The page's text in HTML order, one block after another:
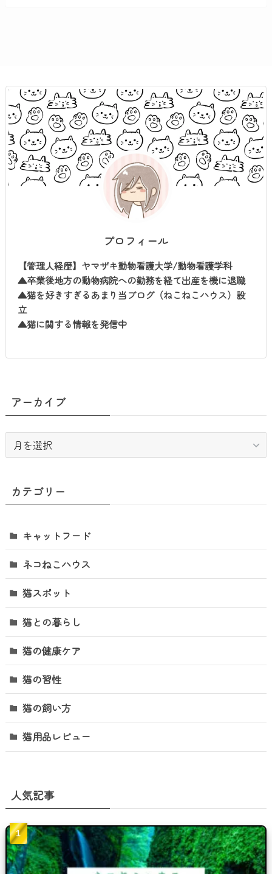
プロフィール
【管理人経歴】ヤマザキ動物看護大学/動物看護学科
▲卒業後地方の動物病院への勤務を経て出産を機に退職
▲猫を好きすぎるあまり当ブログ（ねこねこハウス）設
立
▲猫に関する情報を発信中
アーカイブ
ー
ブ
カテゴリー
キャットフード
ネコねこハウス
猫スポット
猫との暮らし
猫の健康ケア
猫の習性
猫の飼い方
猫用品レビュー
人気記事